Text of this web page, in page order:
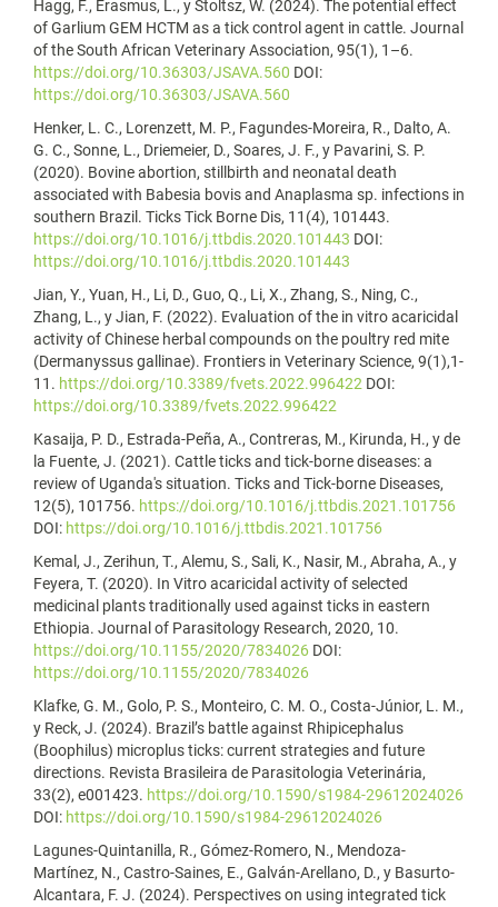
Hagg, F., Erasmus, L., y Stoltsz, W. (2024). The potential effect
of Garlium GEM HCTM as a tick control agent in cattle. Journal
of the South African Veterinary Association, 95(1), 1–6.
https://doi.org/10.36303/JSAVA.560 DOI:
https://doi.org/10.36303/JSAVA.560
Henker, L. C., Lorenzett, M. P., Fagundes-Moreira, R., Dalto, A.
G. C., Sonne, L., Driemeier, D., Soares, J. F., y Pavarini, S. P.
(2020). Bovine abortion, stillbirth and neonatal death
associated with Babesia bovis and Anaplasma sp. infections in
southern Brazil. Ticks Tick Borne Dis, 11(4), 101443.
https://doi.org/10.1016/j.ttbdis.2020.101443 DOI:
https://doi.org/10.1016/j.ttbdis.2020.101443
Jian, Y., Yuan, H., Li, D., Guo, Q., Li, X., Zhang, S., Ning, C.,
Zhang, L., y Jian, F. (2022). Evaluation of the in vitro acaricidal
activity of Chinese herbal compounds on the poultry red mite
(Dermanyssus gallinae). Frontiers in Veterinary Science, 9(1),1-
11. https://doi.org/10.3389/fvets.2022.996422 DOI:
https://doi.org/10.3389/fvets.2022.996422
Kasaija, P. D., Estrada-Peña, A., Contreras, M., Kirunda, H., y de
la Fuente, J. (2021). Cattle ticks and tick-borne diseases: a
review of Uganda's situation. Ticks and Tick-borne Diseases,
12(5), 101756. https://doi.org/10.1016/j.ttbdis.2021.101756
DOI: https://doi.org/10.1016/j.ttbdis.2021.101756
Kemal, J., Zerihun, T., Alemu, S., Sali, K., Nasir, M., Abraha, A., y
Feyera, T. (2020). In Vitro acaricidal activity of selected
medicinal plants traditionally used against ticks in eastern
Ethiopia. Journal of Parasitology Research, 2020, 10.
https://doi.org/10.1155/2020/7834026 DOI:
https://doi.org/10.1155/2020/7834026
Klafke, G. M., Golo, P. S., Monteiro, C. M. O., Costa-Júnior, L. M.,
y Reck, J. (2024). Brazil’s battle against Rhipicephalus
(Boophilus) microplus ticks: current strategies and future
directions. Revista Brasileira de Parasitologia Veterinária,
33(2), e001423. https://doi.org/10.1590/s1984-29612024026
DOI: https://doi.org/10.1590/s1984-29612024026
Lagunes-Quintanilla, R., Gómez-Romero, N., Mendoza-
Martínez, N., Castro-Saines, E., Galván-Arellano, D., y Basurto-
Alcantara, F. J. (2024). Perspectives on using integrated tick